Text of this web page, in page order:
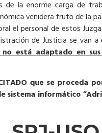
de la enorme carga de
venidera fruto de la
el personal de estos
de Justicia se
no está adaptado en
que se proceda
sistema informático